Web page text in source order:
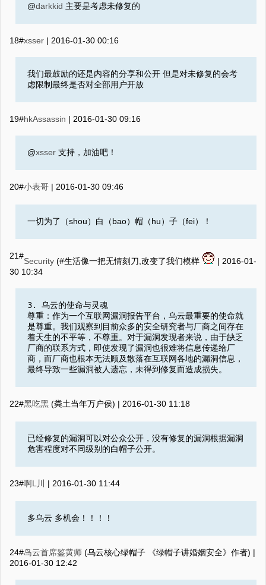
@darkkid 主要是考虑未修复的
18#xsser | 2016-01-30 00:16
我们最鼓励的还是内容的分享和公开 但是对未修复的会考
虑限制最终是否对全部用户开放
19#hkAssassin | 2016-01-30 09:16
@xsser 支持，加油吧！
20#小表哥 | 2016-01-30 09:46
一切为了（shou）白（bao）帽（hu）子（fei）！
21#
Security (#生活像一把无情刻刀,改变了我们模样 | 2016-01-
30 10:34
3. 乌云的使命与灵魂
尊重：作为一个互联网漏洞报告平台，乌云最重要的使命就
是尊重。我们观察到目前众多的安全研究者与厂商之间存在
着天生的不平等，不尊重。对于漏洞发现者来说，由于缺乏
厂商的联系方式，即使发现了漏洞也很难将信息传递给厂
商，而厂商也根本无法顾及散落在互联网各地的漏洞信息，
最终导致一些漏洞被人遗忘，未得到修复而造成损失。
22#黑吃黑 (粪土当年万户侯) | 2016-01-30 11:18
已经修复的漏洞可以对公众公开，没有修复的漏洞根据漏洞
危害程度对不同级别的白帽子公开。
23#啊L川 | 2016-01-30 11:44
多乌云 多机会！！！！
24#岛云首席鉴黄师 (乌云核心绿帽子 《绿帽子讲婚姻安全》作者) |
2016-01-30 12:42